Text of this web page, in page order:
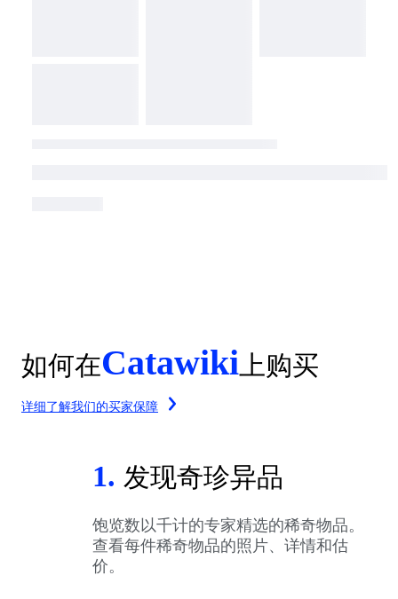
如何在Catawiki 上购买
详细了解我们的买家保障
1. 发现奇珍异品
饱览数以千计的专家精选的稀奇物品。
查看每件稀奇物品的照片、详情和估
价。